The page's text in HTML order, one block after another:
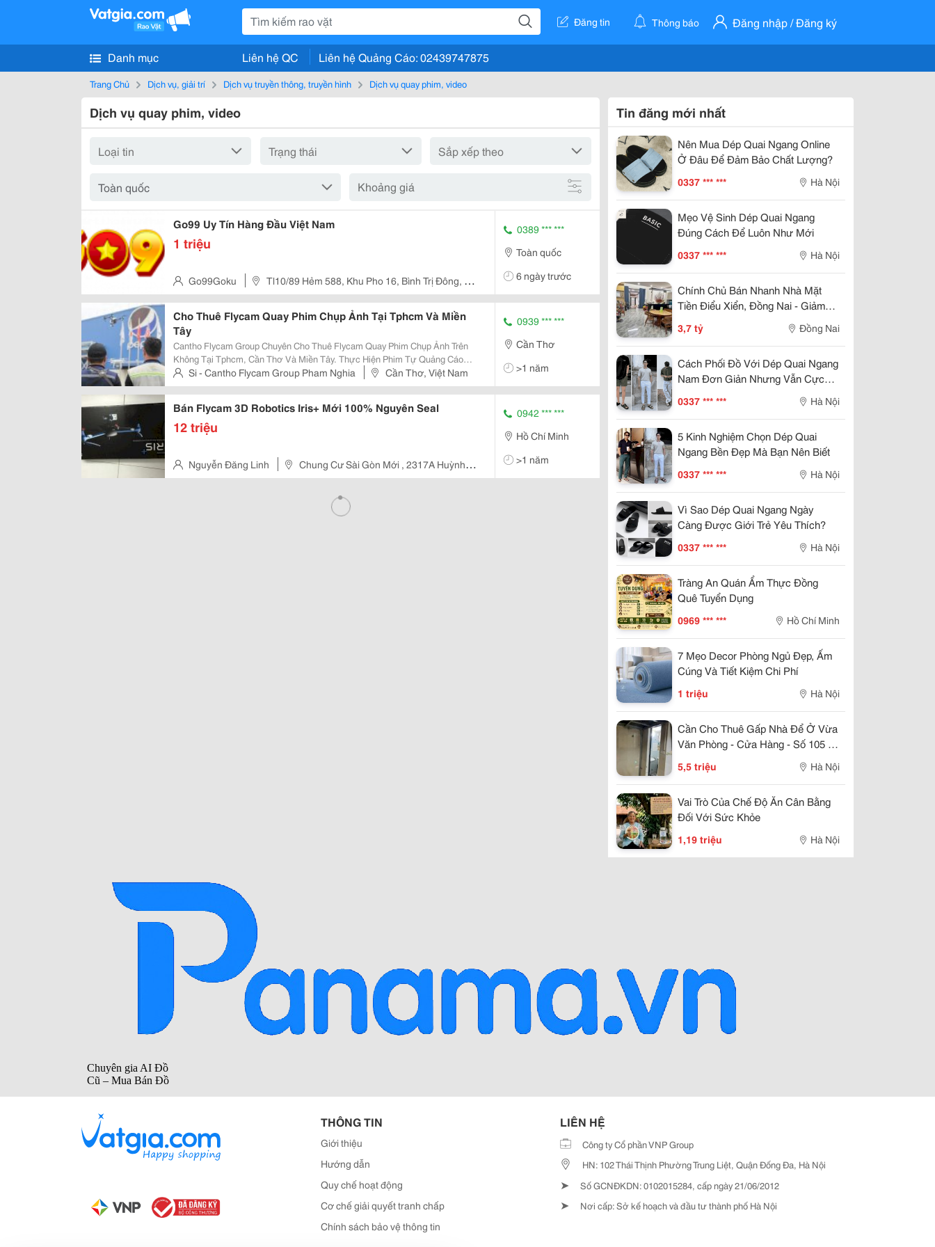
Đăng tin Thông báo Đăng nhập / Đăng ký
Danh mục Liên hệ QC Liên hệ Quảng Cáo: 02439747875
Trang Chủ Dịch vụ, giải trí Dịch vụ truyền thông, truyền hình Dịch vụ quay phim, video
Dịch vụ quay phim, video
Khoảng giá
Go99 Uy Tín Hàng Đầu Việt Nam
1 triệu
Go99Goku
Tl10/89 Hẻm 588, Khu Pho 16, Bình Trị Đông, Hồ
Chí Minh, Vietnam
0389 *** ***
Toàn quốc
6 ngày trước
Cho Thuê Flycam Quay Phim Chụp Ảnh Tại Tphcm Và Miền
Tây
Cantho Flycam Group Chuyên Cho Thuê Flycam Quay Phim Chụp Ảnh Trên
Không Tại Tphcm, Cần Thơ Và Miền Tây. Thực Hiện Phim Tự Quảng Cáo
Doanh Nghiệp, Quay Phim Chụp Ảnh Cho Các Sự Kiện, Quay Chụp Team
Building Cho Doanh Nghiệp, Quay Phim Chụp Ảnh Báo
Si - Cantho Flycam Group Pham Nghia Cần Thơ, Việt Nam
0939 *** ***
Cần Thơ
>1 năm
Bán Flycam 3D Robotics Iris+ Mới 100% Nguyên Seal
12 triệu
Nguyễn Đăng Linh
Chung Cư Sài Gòn Mới , 2317A Huỳnh
Tấn Phát, Thị Trấn Nhà Bè. (Tòa Nhà 15 Tầng, Cách Cầu Phú Xuân
0942 *** ***
Hồ Chí Minh
>1 năm
Tin đăng mới nhất
Nên Mua Dép Quai Ngang Online
Ở Đâu Để Đảm Bảo Chất Lượng?
0337 *** *** Hà Nội
Mẹo Vệ Sinh Dép Quai Ngang
Đúng Cách Để Luôn Như Mới
0337 *** *** Hà Nội
Chính Chủ Bán Nhanh Nhà Mặt
Tiền Điểu Xiển, Đồng Nai - Giảm
Ngay 200 Triệu, Có Sân Ô Tô
3,7 tỷ Đồng Nai
Cách Phối Đồ Với Dép Quai Ngang
Nam Đơn Giản Nhưng Vẫn Cực
0337 *** *** Hà Nội
5 Kinh Nghiệm Chọn Dép Quai
Ngang Bền Đẹp Mà Bạn Nên Biết
0337 *** *** Hà Nội
Vì Sao Dép Quai Ngang Ngày
Càng Được Giới Trẻ Yêu Thích?
0337 *** *** Hà Nội
Tràng An Quán Ẩm Thực Đồng
Quê Tuyển Dụng
0969 *** *** Hồ Chí Minh
7 Mẹo Decor Phòng Ngủ Đẹp, Ấm
Cúng Và Tiết Kiệm Chi Phí
1 triệu Hà Nội
Cần Cho Thuê Gấp Nhà Để Ở Vừa
Văn Phòng - Cửa Hàng - Số 105 -
H1 Khu 7,2Ha Vĩnh Phúc - Ba Đình
5,5 triệu Hà Nội
Vai Trò Của Chế Độ Ăn Cân Bằng
Đối Với Sức Khỏe
1,19 triệu Hà Nội
THÔNG TIN
Giới thiệu
Hướng dẫn
Quy chế hoạt động
Cơ chế giải quyết tranh chấp
Chính sách bảo vệ thông tin
LIÊN HỆ
Công ty Cổ phần VNP Group
HN: 102 Thái Thịnh Phường Trung Liệt, Quận Đống Đa, Hà Nội
➤ Số GCNĐKDN: 0102015284, cấp ngày 21/06/2012
➤ Nơi cấp: Sở kế hoạch và đầu tư thành phố Hà Nội